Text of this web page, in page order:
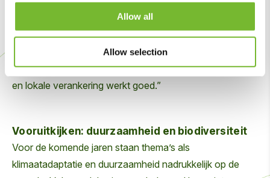
Allow all
Allow selection
denk ik: dat idee neem ik mee, misschien biedt dat voor
ons ook kansen.” Tegelijkertijd is het voor Jules
belangrijk dat de vestiging in Zuid-Limburg de regionale
binding houdt. “Het evenwicht tussen landelijke expertise
en lokale verankering werkt goed.”
Vooruitkijken: duurzaamheid en biodiversiteit
Voor de komende jaren staan thema’s als
klimaatadaptatie en duurzaamheid nadrukkelijk op de